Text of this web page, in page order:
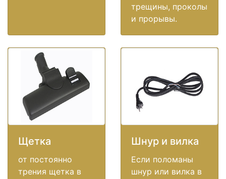
трещины, проколы
и прорывы.
Щетка
от постоянно
трения щетка в
Шнур и вилка
Если поломаны
шнур или вилка в